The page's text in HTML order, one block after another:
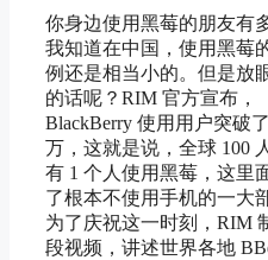
你身边使用黑莓的朋友有
我知道在中国，使用黑莓
例还是相当小的。但是放
的话呢？RIM 官方宣布，
BlackBerry 使用用户突破
万，这就是说，全球 100
有 1 个人使用黑莓，这里
了根本不使用手机的一大
为了庆祝这一时刻，RIM
段视频，讲述世界各地